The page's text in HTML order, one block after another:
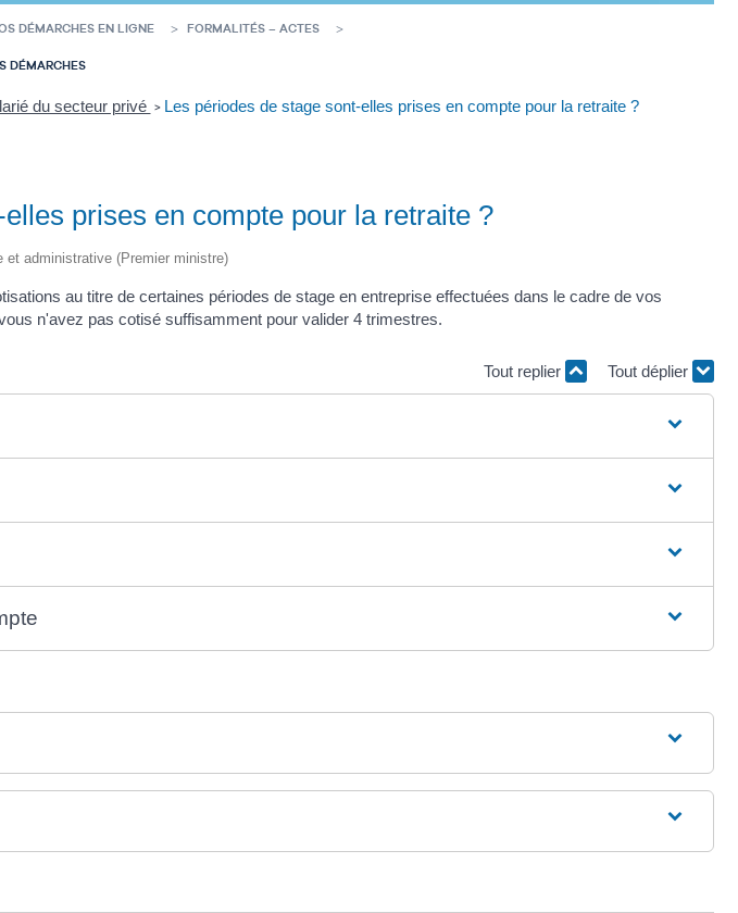
DÉMARCHES EN LIGNE FORMALITÉS – ACTES
DÉMARCHES
du secteur privé > Les périodes de stage sont-elles prises en compte pour la retraite ?
prises en compte pour la retraite ?
et administrative (Premier ministre)
au titre de certaines périodes de stage en entreprise effectuées dans le cadre de vos
n'avez pas cotisé suffisamment pour valider 4 trimestres.
Tout replier Tout déplier